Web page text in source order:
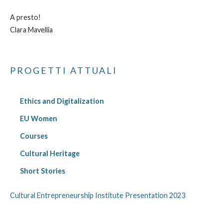
A presto!
Clara Mavellia
PROGETTI ATTUALI
Ethics and Digitalization
EU Women
Courses
Cultural Heritage
Short Stories
Cultural Entrepreneurship Institute Presentation 2023